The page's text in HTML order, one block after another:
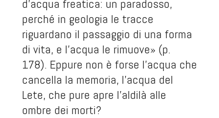
d’acqua freatica: un paradosso,
perché in geologia le tracce
riguardano il passaggio di una forma
di vita, e l’acqua le rimuove» (p.
178). Eppure non è forse l’acqua che
cancella la memoria, l’acqua del
Lete, che pure apre l’aldilà alle
ombre dei morti?